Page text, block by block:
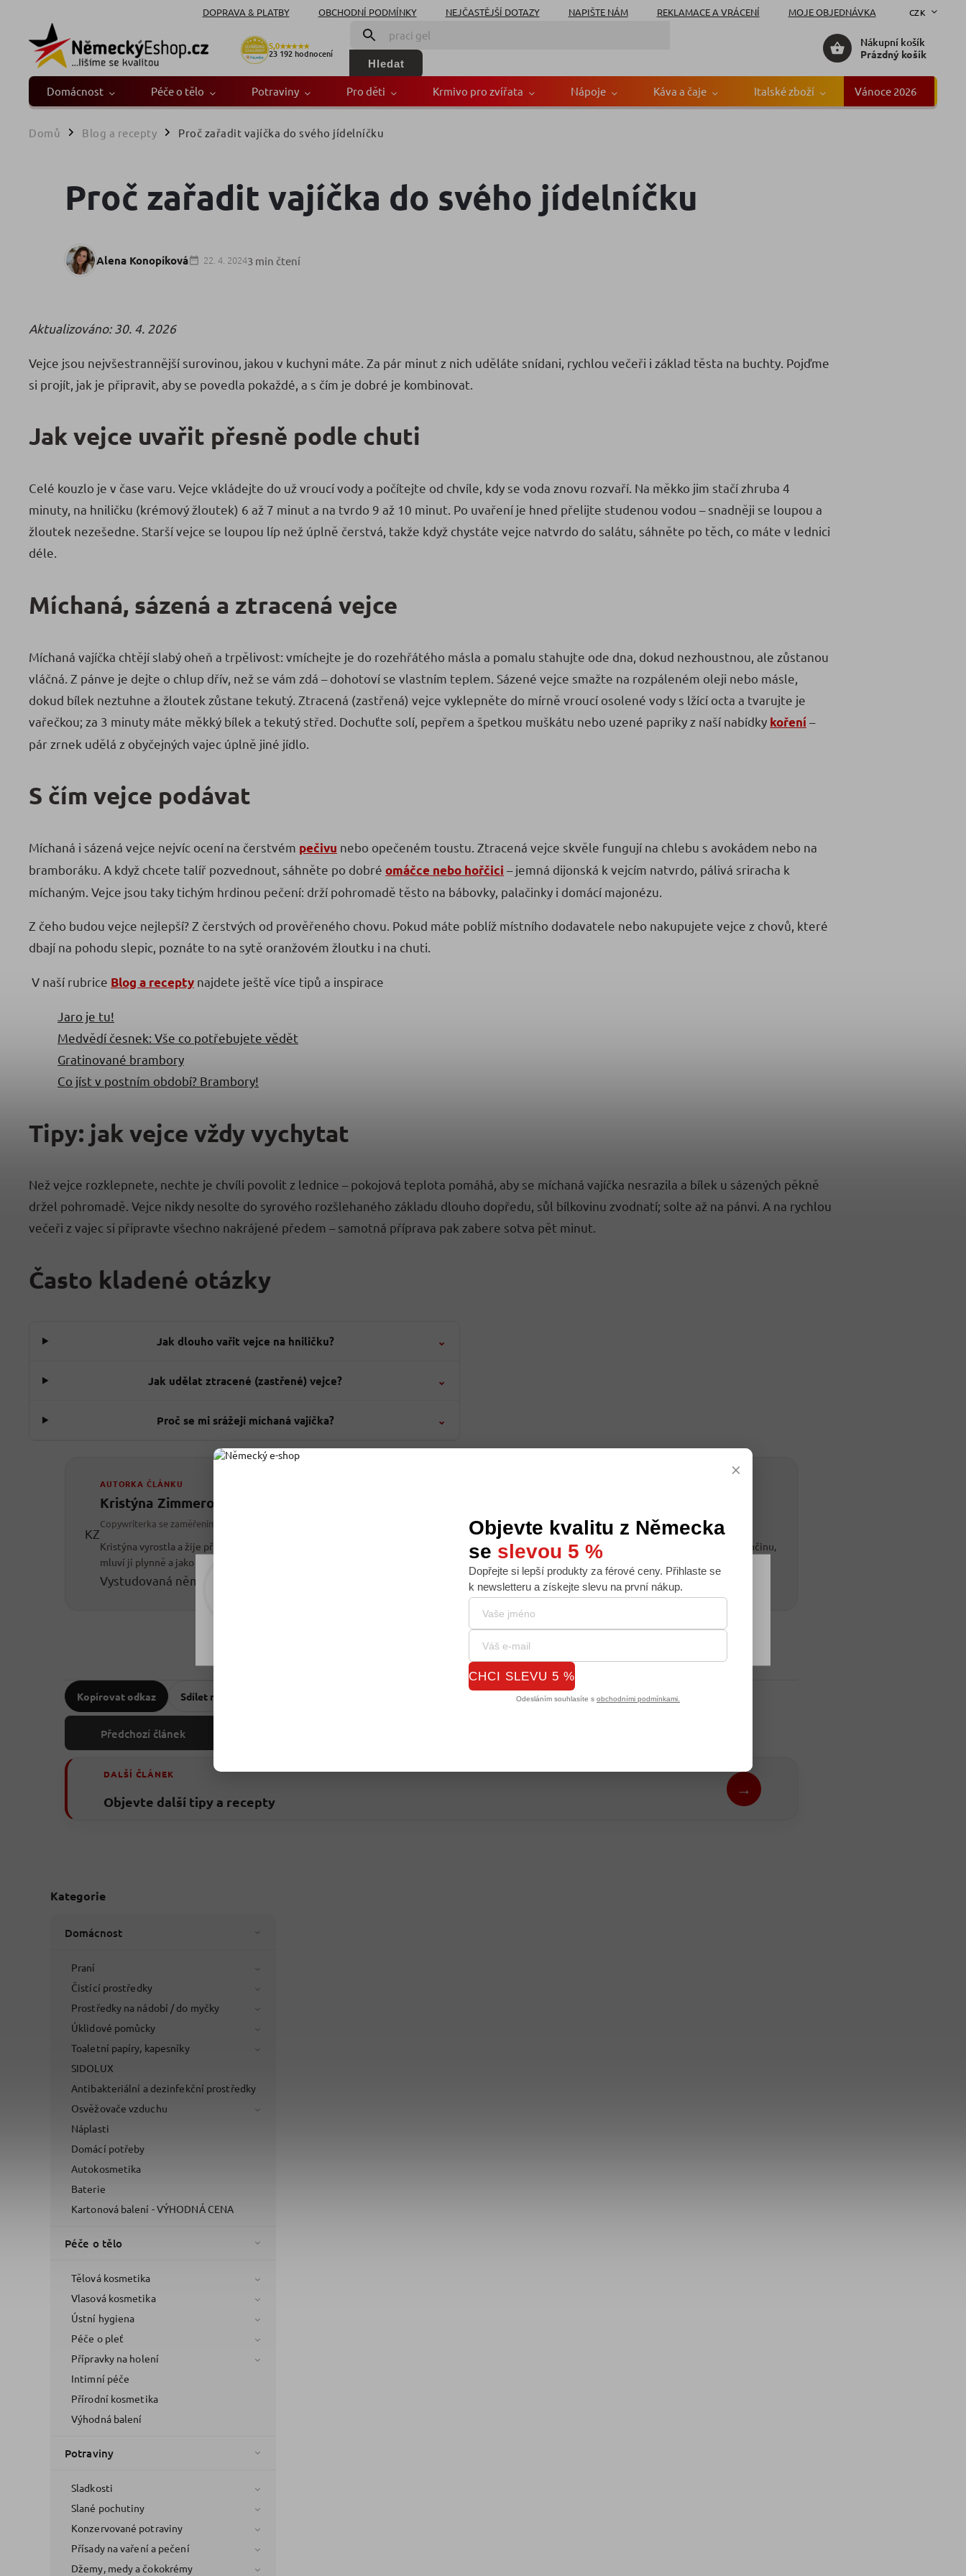
Rádi vám upravujeme nabídku na míru, ale abychom to zvládli, používáme k
tomu soubory cookie. Používáním tohoto webu s tím souhlasíte.
Souhlasím
DOPRAVA & PLATBY OBCHODNÍ PODMÍNKY NEJČASTĚJŠÍ DOTAZY NAPIŠTE NÁM REKLAMACE A VRÁCENÍ MOJE OBJEDNÁVKA CZK
5,0★★★★★
23 192hodnocení
Hledat
Nákupní košík
Prázdný košík
Domácnost Péče o tělo Potraviny Pro děti Krmivo pro zvířata Nápoje Káva a čaje Italské zboží Vánoce 2026
Domů / Blog a recepty / Proč zařadit vajíčka do svého jídelníčku
Kategorie
Domácnost
Praní
Čistící prostředky
Prostředky na nádobí / do myčky
Úklidové pomůcky
Toaletní papíry, kapesníky
SIDOLUX
Antibakteriální a dezinfekční prostředky
Osvěžovače vzduchu
Náplasti
Domácí potřeby
Autokosmetika
Baterie
Kartonová balení - VÝHODNÁ CENA
Péče o tělo
Tělová kosmetika
Vlasová kosmetika
Ústní hygiena
Péče o pleť
Přípravky na holení
Intimní péče
Přírodní kosmetika
Výhodná balení
Potraviny
Sladkosti
Slané pochutiny
Konzervované potraviny
Přísady na vaření a pečení
Džemy, medy a čokokrémy
Proč zařadit vajíčka do svého jídelníčku
Alena Konopíková 22. 4. 20243 min čtení
Aktualizováno: 30. 4. 2026
Vejce jsou nejvšestrannější surovinou, jakou v kuchyni máte. Za pár minut z nich uděláte snídani, rychlou večeři i základ těsta na buchty. Pojďme
si projít, jak je připravit, aby se povedla pokaždé, a s čím je dobré je kombinovat.
Jak vejce uvařit přesně podle chuti
Celé kouzlo je v čase varu. Vejce vkládejte do už vroucí vody a počítejte od chvíle, kdy se voda znovu rozvaří. Na měkko jim stačí zhruba 4
minuty, na hniličku (krémový žloutek) 6 až 7 minut a na tvrdo 9 až 10 minut. Po uvaření je hned přelijte studenou vodou – snadněji se loupou a
žloutek nezešedne. Starší vejce se loupou líp než úplně čerstvá, takže když chystáte vejce natvrdo do salátu, sáhněte po těch, co máte v lednici
déle.
Míchaná, sázená a ztracená vejce
Míchaná vajíčka chtějí slabý oheň a trpělivost: vmíchejte je do rozehřátého másla a pomalu stahujte ode dna, dokud nezhoustnou, ale zůstanou
vláčná. Z pánve je dejte o chlup dřív, než se vám zdá – dohotoví se vlastním teplem. Sázené vejce smažte na rozpáleném oleji nebo másle,
dokud bílek neztuhne a žloutek zůstane tekutý. Ztracená (zastřená) vejce vyklepněte do mírně vroucí osolené vody s lžící octa a tvarujte je
vařečkou; za 3 minuty máte měkký bílek a tekutý střed. Dochuťte solí, pepřem a špetkou muškátu nebo uzené papriky z naší nabídky koření–
pár zrnek udělá z obyčejných vajec úplně jiné jídlo.
S čím vejce podávat
Míchaná i sázená vejce nejvíc ocení na čerstvém pečivu nebo opečeném toustu. Ztracená vejce skvěle fungují na chlebu s avokádem nebo na
bramboráku. A když chcete talíř pozvednout, sáhněte po dobré omáčce nebo hořčici – jemná dijonská k vejcím natvrdo, pálivá sriracha k
míchaným. Vejce jsou taky tichým hrdinou pečení: drží pohromadě těsto na bábovky, palačinky i domácí majonézu.
Z čeho budou vejce nejlepší? Z čerstvých od prověřeného chovu. Pokud máte poblíž místního dodavatele nebo nakupujete vejce z chovů, které
dbají na pohodu slepic, poznáte to na sytě oranžovém žloutku i na chuti.
V naší rubrice Blog a recepty najdete ještě více tipů a inspirace
Jaro je tu!
Medvědí česnek: Vše co potřebujete vědět
Gratinované brambory
Co jíst v postním období? Brambory!
Tipy: jak vejce vždy vychytat
Než vejce rozklepnete, nechte je chvíli povolit z lednice – pokojová teplota pomáhá, aby se míchaná vajíčka nesrazila a bílek u sázených pěkně
držel pohromadě. Vejce nikdy nesolte do syrového rozšlehaného základu dlouho dopředu, sůl bílkovinu zvodnatí; solte až na pánvi. A na rychlou
večeři z vajec si připravte všechno nakrájené předem – samotná příprava pak zabere sotva pět minut.
Často kladené otázky
Jak dlouho vařit vejce na hniličku? ⌄
Jak udělat ztracené (zastřené) vejce? ⌄
Proč se mi srážejí míchaná vajíčka? ⌄
KZ
AUTORKA ČLÁNKU
Kristýna Zimmerová
Copywriterka se zaměřením na němčinu
Kristýna vyrostla a žije přímo u německých hranic na Domažlicku, takže německé zboží i tamní zvyky zná z každodenního života. Vystudovala němčinu,
mluví jí plynně a jako copywriterka roky píše o jídle, vaření a životě za hranicemi.
Vystudovaná němčinářka
Kopírovat odkaz Sdílet na Facebooku
Předchozí článek
DALŠÍ ČLÁNEK
Objevte další tipy a recepty
→
×
Objevte kvalitu z Německa
se slevou 5 %
Dopřejte si lepší produkty za férové ceny. Přihlaste se
k newsletteru a získejte slevu na první nákup.
CHCI SLEVU 5 %
Odesláním souhlasíte s obchodními podmínkami.